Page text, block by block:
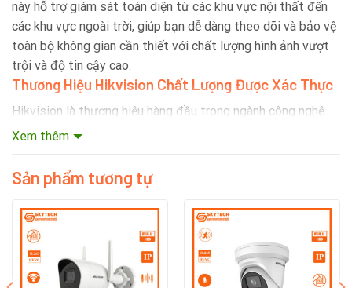
này hỗ trợ giám sát toàn diện từ các khu vực nội thất đến
các khu vực ngoài trời, giúp bạn dễ dàng theo dõi và bảo vệ
toàn bộ không gian cần thiết với chất lượng hình ảnh vượt
trội và độ tin cậy cao.
Thương Hiệu Hikvision Chất Lượng Được Xác Thực
Hikvision là thương hiệu hàng đầu trong ngành công nghệ
camera giám sát, nổi bật với các sản phẩm được trang bị
nhiều năm, Hikvision đã khẳng định được uy tín nhờ vào độ
tin cậy, độ bền và hiệu suất cao của các thiết bị. Các sản
phẩm của Hikvision không chỉ cung cấp hình ảnh sắc nét mà
còn được tích hợp nhiều tính năng thông minh giúp bảo vệ
an ninh hiệu quả.
Xem thêm
Sản phẩm tương tự